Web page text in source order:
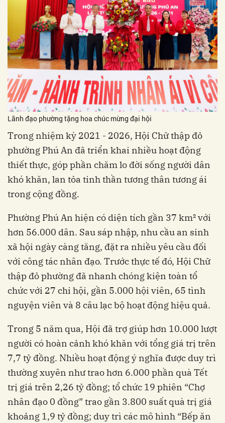
Lãnh đạo phường tặng hoa chúc mừng đại hội
Trong nhiệm kỳ 2021 - 2026, Hội Chữ thập đỏ
phường Phú An đã triển khai nhiều hoạt động
thiết thực, góp phần chăm lo đời sống người dân
khó khăn, lan tỏa tinh thần tương thân tương ái
trong cộng đồng.
Phường Phú An hiện có diện tích gần 37 km² với
hơn 56.000 dân. Sau sáp nhập, nhu cầu an sinh
xã hội ngày càng tăng, đặt ra nhiều yêu cầu đối
với công tác nhân đạo. Trước thực tế đó, Hội Chữ
thập đỏ phường đã nhanh chóng kiện toàn tổ
chức với 27 chi hội, gần 5.000 hội viên, 65 tình
nguyện viên và 8 câu lạc bộ hoạt động hiệu quả.
Trong 5 năm qua, Hội đã trợ giúp hơn 10.000 lượt
người có hoàn cảnh khó khăn với tổng giá trị trên
7,7 tỷ đồng. Nhiều hoạt động ý nghĩa được duy trì
thường xuyên như trao hơn 6.000 phần quà Tết
trị giá trên 2,26 tỷ đồng; tổ chức 19 phiên “Chợ
nhân đạo 0 đồng” trao gần 3.800 suất quà trị giá
khoảng 1,9 tỷ đồng; duy trì các mô hình “Bếp ăn